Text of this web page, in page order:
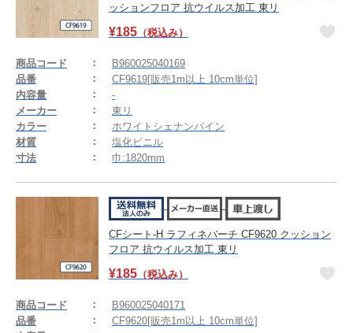
ッションフロア 抗ウイルス加工 東リ
¥185 （税込み）
商品コード
B960025040169
品番
CF9619[販売1m以上 10cm単位]
内容量
-
メーカー
東リ
カラー
ホワイトシェナンパイン
材質
塩化ビニル
寸法
巾:1820mm
CFシート-H ラフィネバーチ CF9620 クッション
フロア 抗ウイルス加工 東リ
¥185 （税込み）
商品コード
B960025040171
品番
CF9620[販売1m以上 10cm単位]